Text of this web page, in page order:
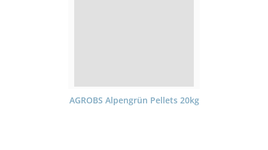
AGROBS Alpengrün Pellets 20kg